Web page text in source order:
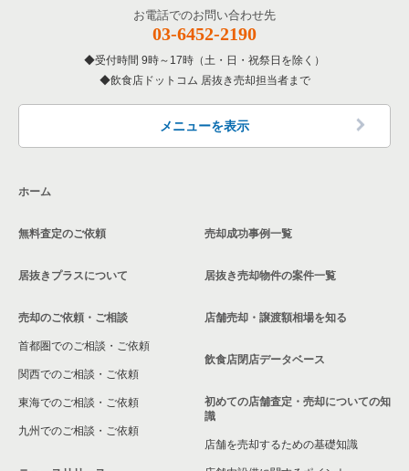
お電話でのお問い合わせ先
03-6452-2190
受付時間 9時～17時（土・日・祝祭日を除く）
飲食店ドットコム 居抜き売却担当者まで
メニューを表示
ホーム
無料査定のご依頼
居抜きプラスについて
売却のご依頼・ご相談
首都圏でのご相談・ご依頼
関西でのご相談・ご依頼
東海でのご相談・ご依頼
九州でのご相談・ご依頼
売却成功事例一覧
居抜き売却物件の案件一覧
店舗売却・譲渡額相場を知る
飲食店閉店データベース
初めての店舗査定・売却についての知
識
店舗を売却するための基礎知識